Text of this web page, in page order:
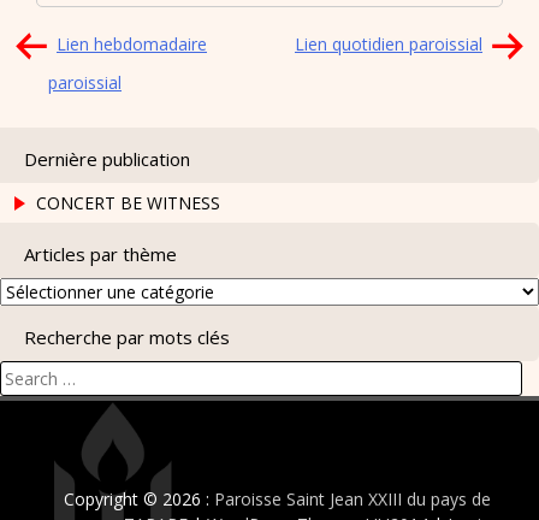
Navigation
de
Lien hebdomadaire
paroissial
Lien quotidien paroissial
Dernière publication
CONCERT BE WITNESS
Articles par thème
Articles
thèmeRecherche par mots clés
Search
for:
Copyright © 2026 : Paroisse Saint Jean XXIII du pays de